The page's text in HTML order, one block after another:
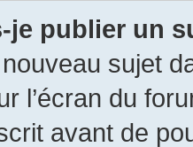
je publier un
sujet
l’écran du
avant de